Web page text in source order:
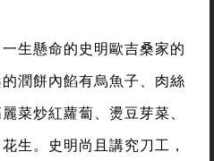
生懸命的史明歐吉桑家的
潤餅內餡有烏魚子、肉絲
菜炒紅蘿蔔、燙豆芽菜、
生。史明尚且講究刀工，